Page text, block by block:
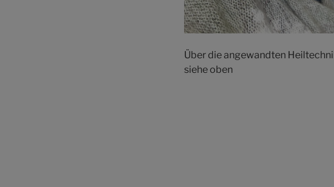
Über die angewandten
siehe oben